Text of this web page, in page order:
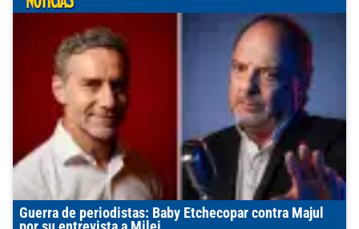
Guerra de periodistas: Baby Etchecopar contra Majul